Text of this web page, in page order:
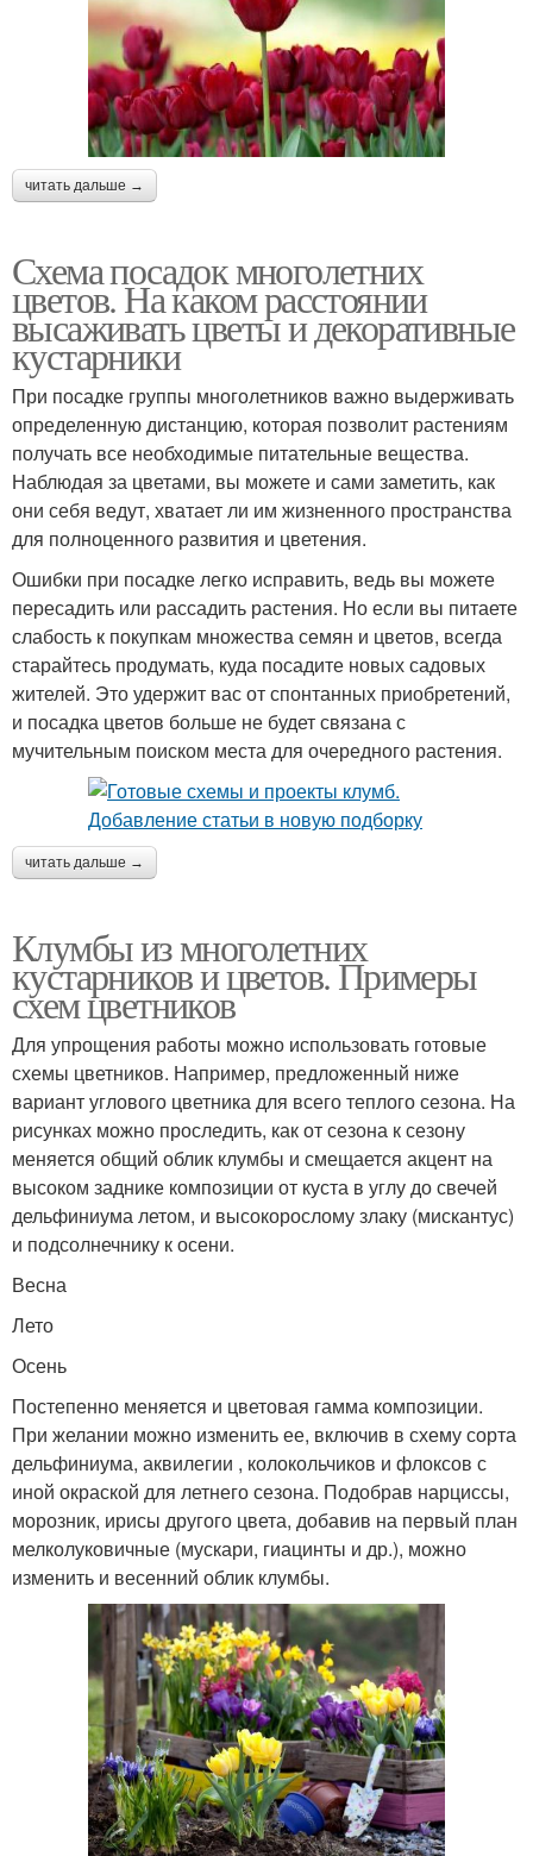
читать дальше →
Схема посадок многолетних
цветов. На каком расстоянии
высаживать цветы и декоративные
кустарники
При посадке группы многолетников важно выдерживать
определенную дистанцию, которая позволит растениям
получать все необходимые питательные вещества.
Наблюдая за цветами, вы можете и сами заметить, как
они себя ведут, хватает ли им жизненного пространства
для полноценного развития и цветения.
Ошибки при посадке легко исправить, ведь вы можете
пересадить или рассадить растения. Но если вы питаете
слабость к покупкам множества семян и цветов, всегда
старайтесь продумать, куда посадите новых садовых
жителей. Это удержит вас от спонтанных приобретений,
и посадка цветов больше не будет связана с
мучительным поиском места для очередного растения.
читать дальше →
Клумбы из многолетних
кустарников и цветов. Примеры
схем цветников
Для упрощения работы можно использовать готовые
схемы цветников. Например, предложенный ниже
вариант углового цветника для всего теплого сезона. На
рисунках можно проследить, как от сезона к сезону
меняется общий облик клумбы и смещается акцент на
высоком заднике композиции от куста в углу до свечей
дельфиниума летом, и высокорослому злаку (мискантус)
и подсолнечнику к осени.
Весна
Лето
Осень
Постепенно меняется и цветовая гамма композиции.
При желании можно изменить ее, включив в схему сорта
дельфиниума, аквилегии , колокольчиков и флоксов с
иной окраской для летнего сезона. Подобрав нарциссы,
морозник, ирисы другого цвета, добавив на первый план
мелколуковичные (мускари, гиацинты и др.), можно
изменить и весенний облик клумбы.